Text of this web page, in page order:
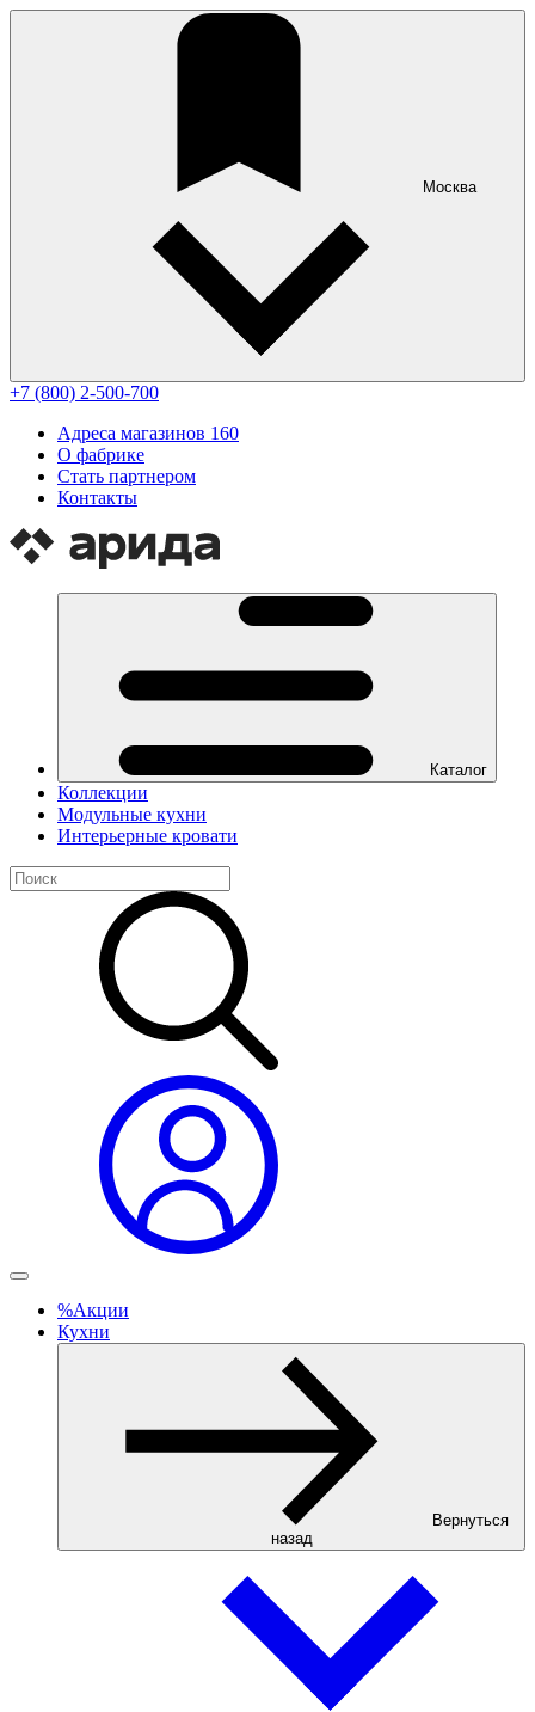
Москва
+7 (800) 2-500-700
Адреса магазинов 160
О фабрике
Стать партнером
Контакты
Каталог
Коллекции
Модульные кухни
Интерьерные кровати
%Акции
Кухни
Вернуться
назад